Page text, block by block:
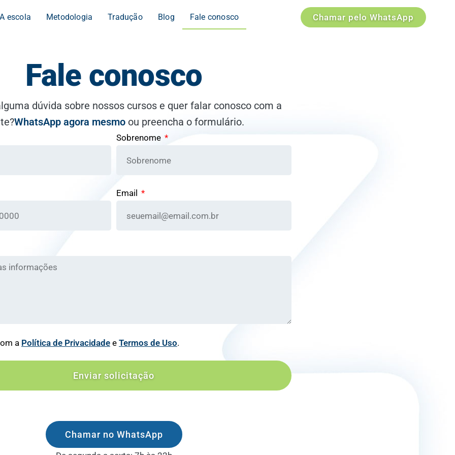
A escola Metodologia Tradução Blog Fale conosco Chamar pelo WhatsApp
Fale conosco
dúvida sobre nossos cursos e quer falar conosco com a
WhatsApp agora mesmoou preencha o formulário.
Sobrenome
Email
a Política de Privacidade e Termos de Uso.
Enviar solicitação
Chamar no WhatsApp